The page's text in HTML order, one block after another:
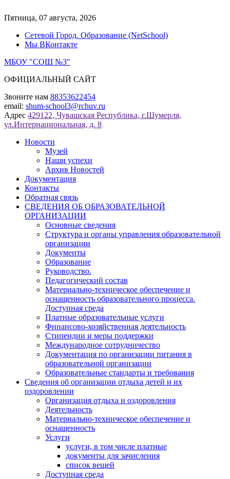
к
Пятница, 07 августа, 2026
Сетевой Город. Образование (NetSchool)
Мы ВКонтакте
МБОУ "СОШ №3"
ОФИЦИАЛЬНЫЙ САЙТ
Звоните нам 88353622454
email: shum-school3@rchuv.ru
Адрес 429122, Чувашская Республика, г.Шумерля,
ул.Интернациональная, д. 8
Новости
Музей
Наши успехи
Архив Новостей
Документация
Контакты
Обратная связь
СВЕДЕНИЯ ОБ ОБРАЗОВАТЕЛЬНОЙ
ОРГАНИЗАЦИИ
Основные сведения
Структура и органы управления образовательной
организации
Документы
Образование
Руководство.
Педагогический состав
Материально-техническое обеспечение и
оснащенность образовательного процесса.
Доступная среда
Платные образовательные услуги
Финансово-хозяйственная деятельность
Стипендии и меры поддержки
Международное сотрудничество
Документация по организации питания в
образовательной организации
Образовательные стандарты и требования
Сведения об организации отдыха детей и их
оздоровлении
Организация отдыха и оздоровления
Деятельность
Материально-техническое обеспечение и
оснащенность
Услуги
услуги, в том числе платные
документы для зачисления
список вещей
Доступная среда